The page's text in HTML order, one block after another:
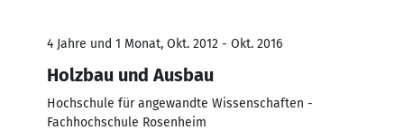
4 Jahre und 1 Monat, Okt. 2012 - Okt. 2016
Holzbau und Ausbau
Hochschule für angewandte Wissenschaften -
Fachhochschule Rosenheim